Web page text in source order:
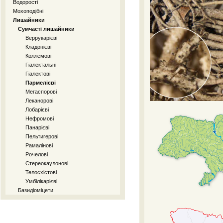
Водорості
Мохоподібні
Лишайники
Сумчасті лишайники
Веррукарієві
Кладонієві
Коллемові
Гіалектальні
Гіалектові
Пармелієві
Мегаспорові
Леканорові
Лобарієві
Нефромові
Панарієві
Пельтигерові
Рамалінові
Рочелові
Стереокаулонові
Телосхістові
Умбілікарієві
Базидіоміцети